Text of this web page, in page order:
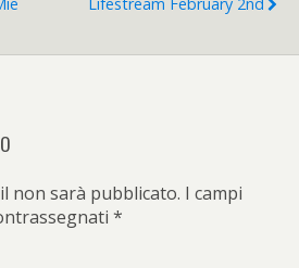
non sarà pubblicato. I campi
*